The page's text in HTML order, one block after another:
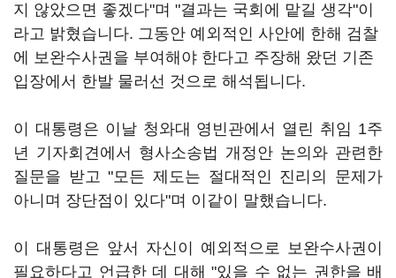
지 않았으면 좋겠다"며 "결과는 국회에 맡길 생각"이
라고 밝혔습니다. 그동안 예외적인 사안에 한해 검찰
에 보완수사권을 부여해야 한다고 주장해 왔던 기존
입장에서 한발 물러선 것으로 해석됩니다.
이 대통령은 이날 청와대 영빈관에서 열린 취임 1주
년 기자회견에서 형사소송법 개정안 논의와 관련한
질문을 받고 "모든 제도는 절대적인 진리의 문제가
아니며 장단점이 있다"며 이같이 말했습니다.
이 대통령은 앞서 자신이 예외적으로 보완수사권이
필요하다고 언급한 데 대해 "있을 수 없는 권한을 배